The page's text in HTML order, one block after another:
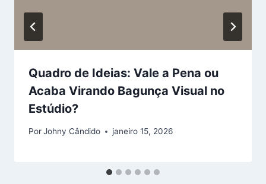
Quadro de Ideias: Vale a Pena ou
Acaba Virando Bagunça Visual no
Estúdio?
PorJohny Cândido janeiro 15, 2026